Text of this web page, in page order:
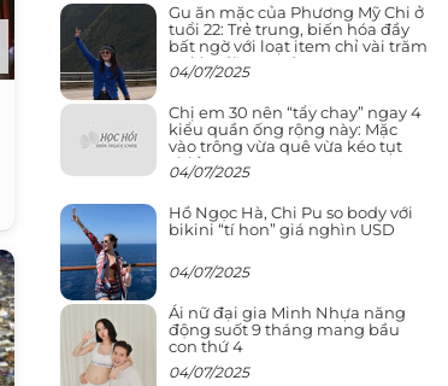
Gu ăn mặc của Phương Mỹ Chi ở
tuổi 22: Trẻ trung, biến hóa đầy
bất ngờ với loạt item chỉ vài trăm
nghìn đã mua được
04/07/2025
Chị em 30 nên “tẩy chay” ngay 4
kiểu quần ống rộng này: Mặc
vào trông vừa quê vừa kéo tụt
chiều cao
04/07/2025
Hồ Ngọc Hà, Chi Pu so body với
bikini “tí hon” giá nghìn USD
04/07/2025
Ái nữ đại gia Minh Nhựa năng
động suốt 9 tháng mang bầu
con thứ 4
04/07/2025